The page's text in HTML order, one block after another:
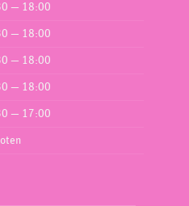
— 18:00
— 18:00
— 18:00
— 18:00
— 17:00